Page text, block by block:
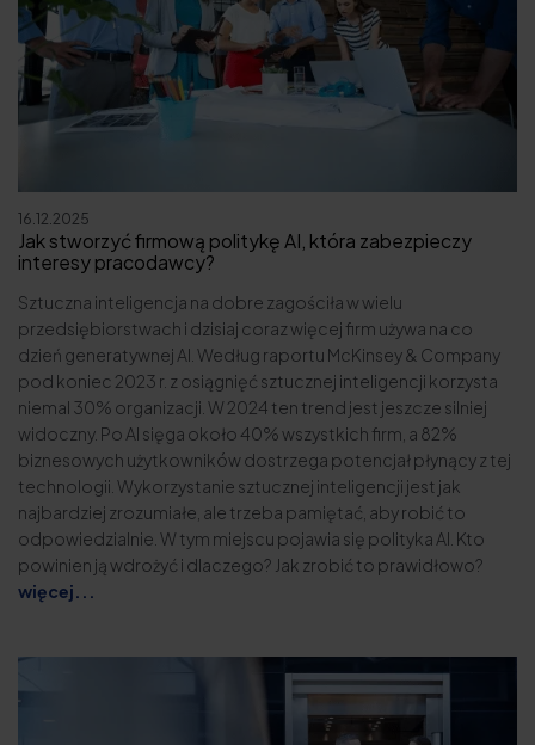
16.12.2025
Jak stworzyć firmową politykę AI, która zabezpieczy
interesy pracodawcy?
Sztuczna inteligencja na dobre zagościła w wielu
przedsiębiorstwach i dzisiaj coraz więcej firm używa na co
dzień generatywnej AI. Według raportu McKinsey & Company
pod koniec 2023 r. z osiągnięć sztucznej inteligencji korzysta
niemal 30% organizacji. W 2024 ten trend jest jeszcze silniej
widoczny. Po AI sięga około 40% wszystkich firm, a 82%
biznesowych użytkowników dostrzega potencjał płynący z tej
technologii. Wykorzystanie sztucznej inteligencji jest jak
najbardziej zrozumiałe, ale trzeba pamiętać, aby robić to
odpowiedzialnie. W tym miejscu pojawia się polityka AI. Kto
powinien ją wdrożyć i dlaczego? Jak zrobić to prawidłowo?
więcej...